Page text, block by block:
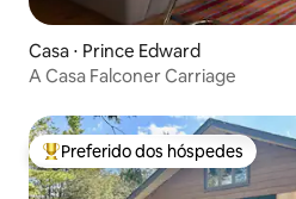
Casa ⋅ Prince Edward
A Casa Falconer Carriage
Entre os melhores preferidos
Preferido dos hóspedes